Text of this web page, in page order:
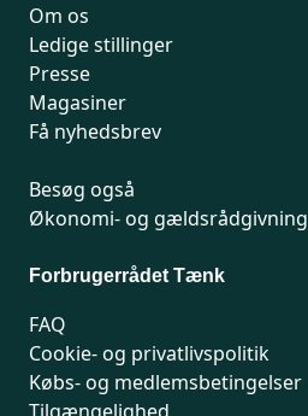
Om os
Ledige stillinger
Presse
Magasiner
Få nyhedsbrev
Besøg også
Økonomi- og gældsrådgivning
Forbrugerrådet Tænk
FAQ
Cookie- og privatlivspolitik
Købs- og medlemsbetingelser